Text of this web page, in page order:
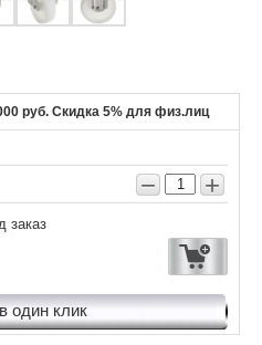
руб. Скидка 5% для физ.лиц
− +
заказ
один клик